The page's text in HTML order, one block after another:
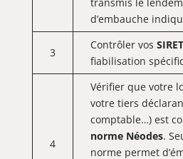
d’embauche
3
Contrôler vos SIRET
fiabilisation
4
Vérifier que votre
votre tiers
comptable…) est
norme Néodes.
norme permet